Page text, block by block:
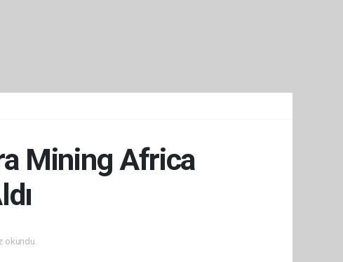
Mining Africa
okundu.